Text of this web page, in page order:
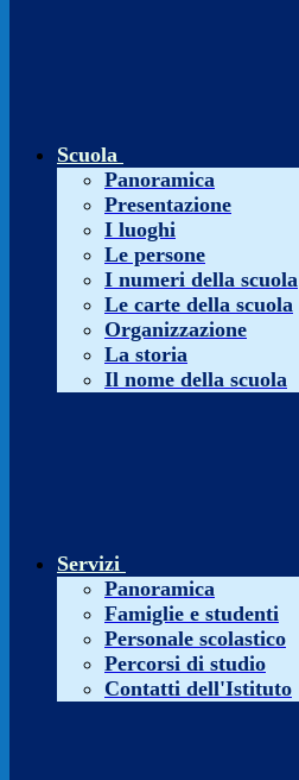
Scuola
Panoramica
Presentazione
I luoghi
Le persone
I numeri della scuola
Le carte della scuola
Organizzazione
La storia
Il nome della scuola
Servizi
Panoramica
Famiglie e studenti
Personale scolastico
Percorsi di studio
Contatti dell'Istituto